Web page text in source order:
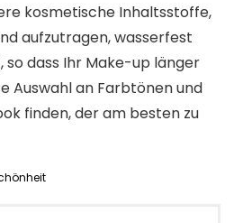
kosmetische Inhaltsstoffe,
aufzutragen, wasserfest
dass Ihr Make-up länger
Auswahl an Farbtönen und
finden, der am besten zu